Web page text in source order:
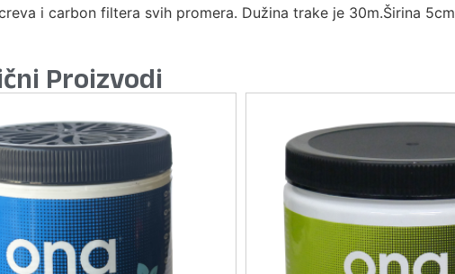
i carbon filtera svih promera. Dužina trake je 30m.Širina 5cm
Proizvodi